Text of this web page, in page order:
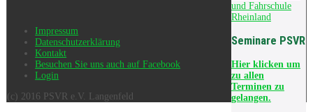
und Fahrschule
Rheinland
Seminare PSVR
Hierklicken um
zu allen
Terminen zu
gelangen.
Impressum
Datenschutzerklärung
Kontakt
Besuchen Sie uns auch auf Facebook
Login
(c) 2016 PSVR e.V. Langenfeld